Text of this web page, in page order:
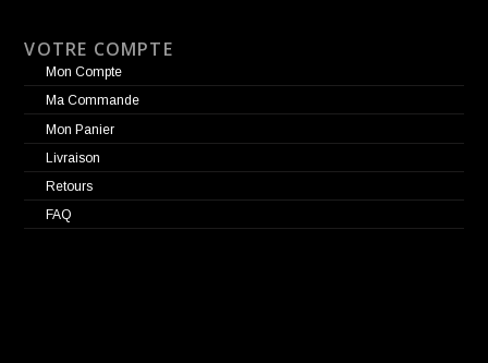
VOTRE COMPTE
Mon Compte
Ma Commande
Mon Panier
Livraison
Retours
FAQ